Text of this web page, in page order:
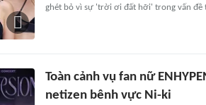
ghét bỏ vì sự 'trời ơi đất hỡi' trong vấn đề
Toàn cảnh vụ fan nữ
netizen bênh vực Ni-ki